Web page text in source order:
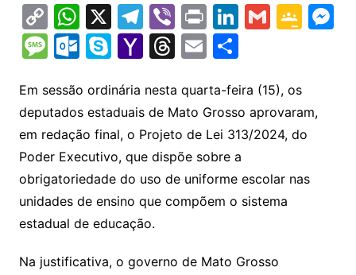
C
o
p
y
Li
n
k
W
h
at
s
A
p
p
X T
el
e
gr
a
m
Vi
b
er
Pr
in
t
Li
n
k
e
dI
n
G
l
G
gl
e
Cl
a
s
M
M
s
s
a
g
e
O
lo
o
k.
c
o
m
S
y
p
e
Y
h
o
o
M
ai
l
T
e
a
d
s
E
ai
l
S
ar
e
Em sessão ordinária nesta quarta-feira (15), os
deputados estaduais de Mato Grosso aprovaram,
em redação final, o Projeto de Lei 313/2024, do
Poder Executivo, que dispõe sobre a
obrigatoriedade do uso de uniforme escolar nas
unidades de ensino que compõem o sistema
estadual de educação.
Na justificativa, o governo de Mato Grosso